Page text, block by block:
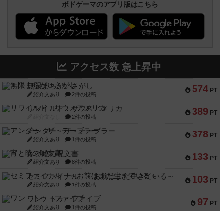
ボドゲーマのアプリ版はこちら
アクセス数 急上昇中
574 PT
無限まちがいさがし
紹介文あり 2件の投稿
389 PT
リワイルド：サウスアメリカ
2件の投稿
378 PT
アンダー・ザ・テーブラー
紹介文あり 1件の投稿
133 PT
宵と暁の呪文書
紹介文あり 8件の投稿
103 PT
セミファイナル ～お前はまだ生きている～
紹介文あり 1件の投稿
97 PT
ワン・トゥ・ファイブ
紹介文あり 1件の投稿